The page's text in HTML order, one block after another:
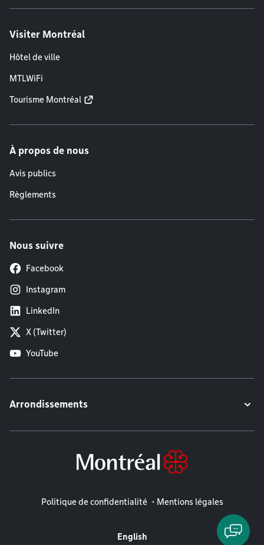
Visiter Montréal
Hôtel de ville
MTLWiFi
Tourisme Montréal
À propos de nous
Avis publics
Règlements
Nous suivre
Facebook
Instagram
LinkedIn
X (Twitter)
YouTube
Arrondissements
Mentions légales
Politique de confidentialité Mentions légales
English